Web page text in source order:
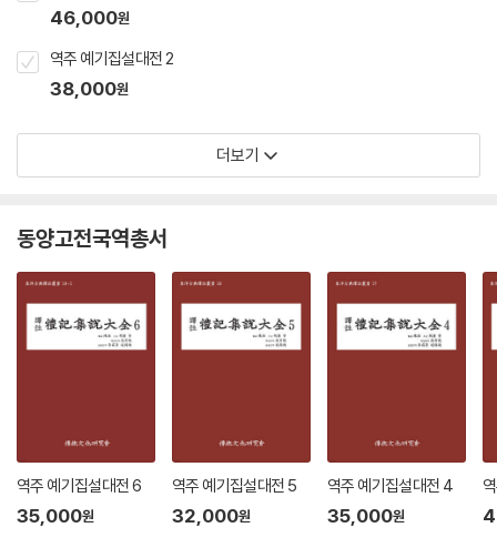
46,000원
역주 예기집설대전 2
38,000원
더보기
동양고전국역총서
역주 예기집설대전 6
35,000원
역주 예기집설대전 5
32,000원
역주 예기집설대전 4
35,000원